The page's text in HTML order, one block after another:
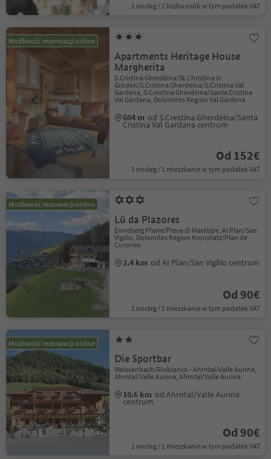
1 nocleg / 2 liczba osób w tym podatek VAT
Możliwość rezerwacji online
Apartments Heritage House
Margherita
S.Cristina Gherdëina/St.Christina in
Gröden/S.Cristina Gherdëina/S.Cristina Val
Gardena, S.Crestina Gherdëina/Santa Cristina
Val Gardana, Dolomites Region Val Gardena
604 m od S.Crestina Gherdëina/Santa
Cristina Val Gardana centrum
Od 152€
1 nocleg / 1 mieszkanie w tym podatek VAT
Możliwość rezerwacji online
Lü da Plazores
Enneberg Pfarre/Pieve di Marebbe, Al Plan/San
Vigilio, Dolomites Region Kronplatz/Plan de
Corones
2.4 km od Al Plan/San Vigilio centrum
Od 90€
1 nocleg / 1 mieszkanie w tym podatek VAT
Możliwość rezerwacji online
Die Sportbar
Weissenbach/Riobianco - Ahrntal/Valle Aurina,
Ahrntal/Valle Aurina, Ahrntal/Valle Aurina
10.6 km od Ahrntal/Valle Aurina
centrum
Od 90€
1 nocleg / 1 mieszkanie w tym podatek VAT